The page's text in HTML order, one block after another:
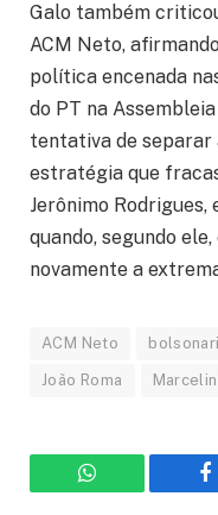
Galo também
ACM Neto,
política encenada
do PT na
tentativa de separar
estratégia que
Jerônimo Rodrigues,
quando, segundo
novamente a
ACM Neto
João Roma
WhatsApp